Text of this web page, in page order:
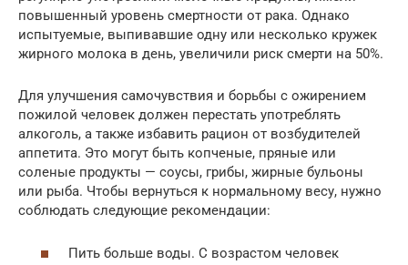
повышенный уровень смертности от рака. Однако
испытуемые, выпивавшие одну или несколько кружек
жирного молока в день, увеличили риск смерти на 50%.
Для улучшения самочувствия и борьбы с ожирением
пожилой человек должен перестать употреблять
алкоголь, а также избавить рацион от возбудителей
аппетита. Это могут быть копченые, пряные или
соленые продукты — соусы, грибы, жирные бульоны
или рыба. Чтобы вернуться к нормальному весу, нужно
соблюдать следующие рекомендации:
Пить больше воды. С возрастом человек